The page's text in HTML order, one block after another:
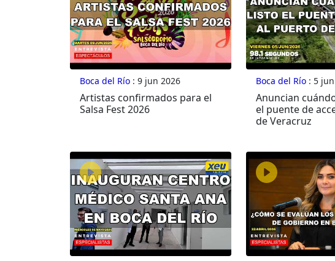
Boca del Río : 9 jun 2026
Artistas confirmados para el
Salsa Fest 2026
Boca del Río: 5 jun
Anuncian
el puente de
de Veracruz